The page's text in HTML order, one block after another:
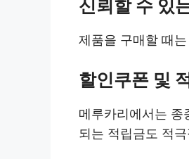
신뢰할 수 있
제품을 구매할 때
할인쿠폰 및
메루카리에서는 종
되는 적립금도 적